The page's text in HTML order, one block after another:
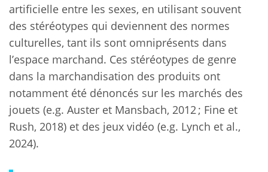
artificielle entre les sexes, en utilisant souvent
des stéréotypes qui deviennent des normes
culturelles, tant ils sont omniprésents dans
l’espace marchand. Ces stéréotypes de genre
dans la marchandisation des produits ont
notamment été dénoncés sur les marchés des
jouets (e.g. Auster et Mansbach, 2012 ; Fine et
Rush, 2018) et des jeux vidéo (e.g. Lynch et al.,
2024).